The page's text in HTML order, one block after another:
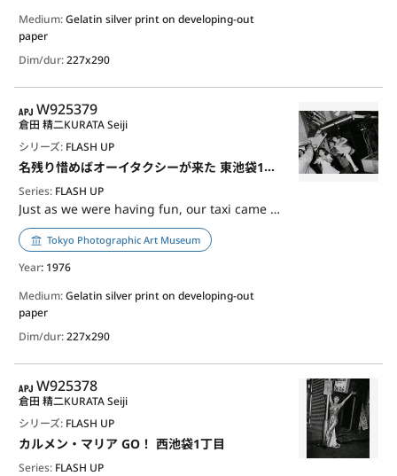
Medium:Gelatin silver print on developing-out
paper
Dim/dur:227x290
APJ
W925379
名残り惜めばオーイタクシーが来た 東池袋1丁目
シリーズ: FLASH UP
Just as we were having fun, our taxi came East Ikebukuro, 1-chome
Series: FLASH UP
倉田 精二KURATA Seiji
Tokyo Photographic Art Museum
Year: 1976
Medium:Gelatin silver print on developing-out
paper
Dim/dur:227x290
APJ
W925378
カルメン・マリア GO！ 西池袋1丁目
シリーズ: FLASH UP
Series: FLASH UP
倉田 精二KURATA Seiji